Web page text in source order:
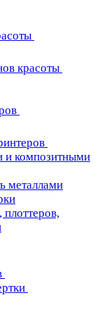
красоты
и композитными
металлами